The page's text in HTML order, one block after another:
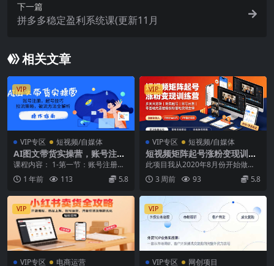
下一篇
拼多多稳定盈利系统课(更新11月
相关文章
VIP
VIP专区 短视频/自媒体
AI图文带货实操营，账号注
册，起号技巧，拉流策略，破
流方法全解析
课程内容： 1-第一节：账号注册好
后如何快速起号? 2-第二节：账号起
号好后如何...
1 年前 113 5.8
VIP
VIP专区 短视频/自媒体
短视频矩阵起号涨粉变现训练
营｜多类目剪辑·矩阵起号·账
号出售，0基础无露脸稳涨粉
落地变现全课-更新
此项目我从2020年8月份开始做
的，到今年已经7个年头。 一直到
现在，不吹不夸，...
3 周前 93 5.8
VIP
VIP专区 电商运营
VIP
VIP专区 网创项目